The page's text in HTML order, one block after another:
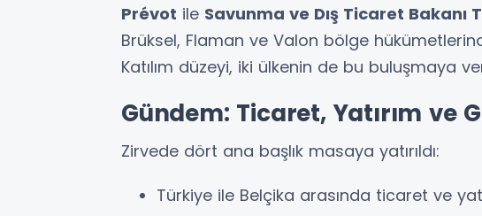
Prévot ile Savunma ve Dış Ticaret Bakanı
Brüksel, Flaman ve Valon bölge
Katılım düzeyi, iki ülkenin de bu buluşmaya
Gündem: Ticaret, Yatırım ve
Zirvede dört ana başlık masaya yatırıldı:
Türkiye ile Belçika arasında ticaret ve